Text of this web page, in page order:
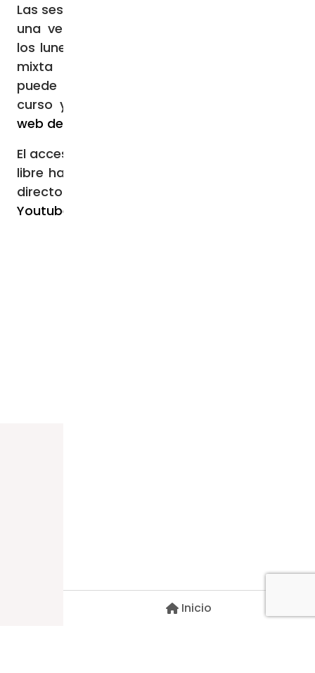
Las sesiones del curso serán impartidas por
una veintena de expertos y se impartirán
los lunes en horario de tarde en modalidad
mixta presencial y presencial virtual. Se
puede obtener más información sobre el
curso y realizar la matrícula en la
web de la UESD
El acceso a la presentación de la jornada es
libre hasta completar aforo y se emitirá en
directo en streaming a través del
Youtube de la Universidad
Inicio